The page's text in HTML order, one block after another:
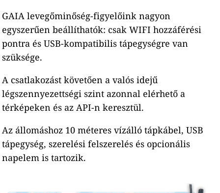
GAIA levegőminőség-figyelőink nagyon
egyszerűen beállíthatók: csak WIFI hozzáférési
pontra és USB-kompatibilis tápegységre van
szüksége.
A csatlakozást követően a valós idejű
légszennyezettségi szint azonnal elérhető a
térképeken és az API-n keresztül.
Az állomáshoz 10 méteres vízálló tápkábel, USB
tápegység, szerelési felszerelés és opcionális
napelem is tartozik.